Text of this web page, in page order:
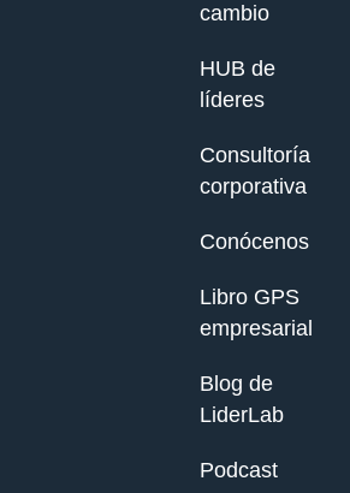
cambio
HUB de
líderes
Consultoría
corporativa
Conócenos
Libro GPS
empresarial
Blog de
LiderLab
Podcast